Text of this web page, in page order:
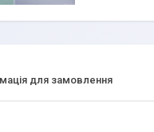
для замовлення